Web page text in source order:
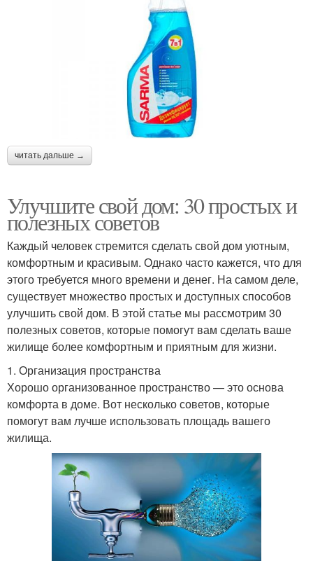
читать дальше →
Улучшите свой дом: 30 простых и
полезных советов
Каждый человек стремится сделать свой дом уютным,
комфортным и красивым. Однако часто кажется, что для
этого требуется много времени и денег. На самом деле,
существует множество простых и доступных способов
улучшить свой дом. В этой статье мы рассмотрим 30
полезных советов, которые помогут вам сделать ваше
жилище более комфортным и приятным для жизни.
1. Организация пространства
Хорошо организованное пространство — это основа
комфорта в доме. Вот несколько советов, которые
помогут вам лучше использовать площадь вашего
жилища.